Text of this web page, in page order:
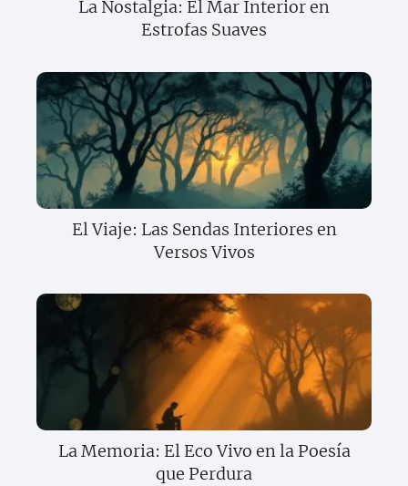
La Nostalgia: El Mar Interior en
Estrofas Suaves
El Viaje: Las Sendas Interiores en
Versos Vivos
La Memoria: El Eco Vivo en la Poesía
que Perdura